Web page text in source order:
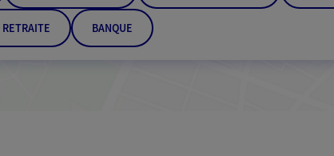
RETRAITE BANQUE